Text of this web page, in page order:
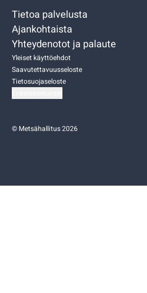
Tietoa palvelusta
Ajankohtaista
Yhteydenotot ja palaute
Yleiset käyttöehdot
Saavutettavuusseloste
Tietosuojaseloste
©Metsähallitus 2026